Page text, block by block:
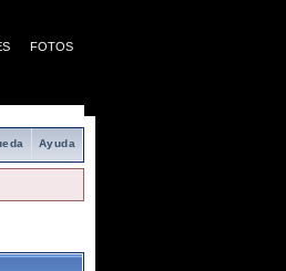
FOTOS
Ayuda